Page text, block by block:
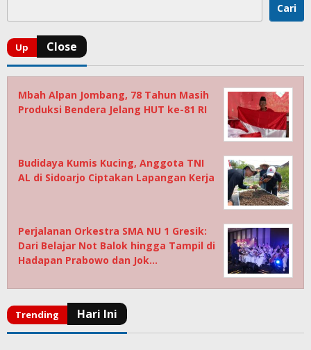
Cari
Mbah Alpan Jombang, 78 Tahun Masih
Produksi Bendera Jelang HUT ke-81 RI
Budidaya Kumis Kucing, Anggota TNI
AL di Sidoarjo Ciptakan Lapangan Kerja
Perjalanan Orkestra SMA NU 1 Gresik:
Dari Belajar Not Balok hingga Tampil di
Hadapan Prabowo dan Jok…